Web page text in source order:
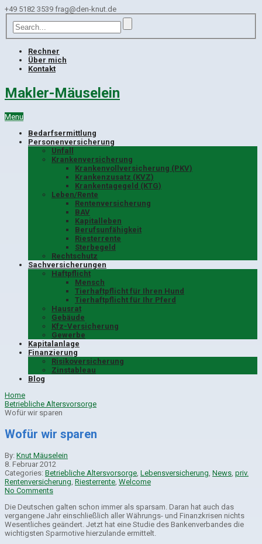
+49 5182 3539 frag@den-knut.de
Rechner
Über mich
Kontakt
Makler-Mäuselein
Menu
Bedarfsermittlung
Personenversicherung
Unfall
Krankenversicherung
Krankenvollversicherung (PKV)
Krankenzusatz (KVZ)
Krankentagegeld (KTG)
Leben/Rente
Rentenversicherung
BAV
Kapitalleben
Berufsunfähigkeit
Riesterrente
Sterbegeld
Rechtschutz
Sachversicherungen
Haftpflicht
Mensch
Tierhaftpflicht für Ihren Hund
Tierhaftpflicht für Ihr Pferd
Hausrat
Gebäude
Kfz-Versicherung
Gewerbe
Kapitalanlage
Finanzierung
Risikoversicherung
Zinstableau
Blog
Home
Betriebliche Altersvorsorge
Wofür wir sparen
Wofür wir sparen
By: Knut Mäuselein
8. Februar 2012
Categories: Betriebliche Altersvorsorge Lebensversicherung News priv.
Rentenversicherung Riesterrente Welcome
No Comments
Die Deutschen galten schon immer als sparsam. Daran hat auch das
vergangene Jahr einschließlich aller Währungs- und Finanzkrisen nichts
Wesentliches geändert. Jetzt hat eine Studie des Bankenverbandes die
wichtigsten Sparmotive hierzulande ermittelt.